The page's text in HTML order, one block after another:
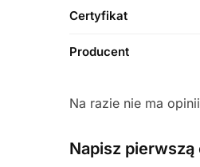
Certyfikat
Producent
Na razie nie ma
Napisz pierwszą